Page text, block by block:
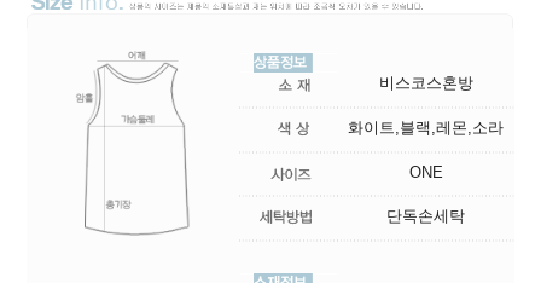
비스코스혼방
화이트,블랙,레몬,소라
ONE
단독손세탁